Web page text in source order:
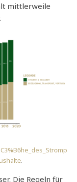
mittlerweile
.
Die Regeln für